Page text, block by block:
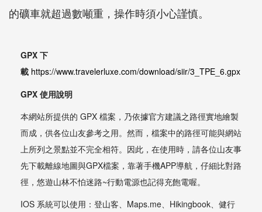
的礦車就超過數噸重，操作時須小心謹慎。
GPX 下
載 https://www.travelerluxe.com/download/siir/3_TPE_6.gpx
GPX 使用說明
本網站所提供的 GPX 檔案，乃依據官方建議之路徑實地繪製
而成，供各位山友參考之用。然而，檔案中的路徑可能與網站
上所列之景點並不完全相符。因此，在使用時，請各位山友事
先下載離線地圖與GPX檔案，靠著手機APP導航，仔細比對路
徑，悠遊山林不怕迷路~行動電源也記得充飽電喔。
IOS 系統可以使用：登山客、Maps.me、Hikingbook、健行